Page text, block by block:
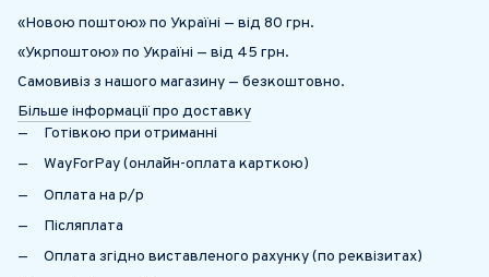
«Новою поштою» по Україні — від 80 грн.
«Укрпоштою» по Україні — від 45 грн.
Самовивіз з нашого магазину — безкоштовно.
Більше інформації про доставку
Готівкою при отриманні
WayForPay (онлайн-оплата карткою)
Оплата на р/р
Післяплата
Оплата згідно виставленого рахунку (по реквізитах)